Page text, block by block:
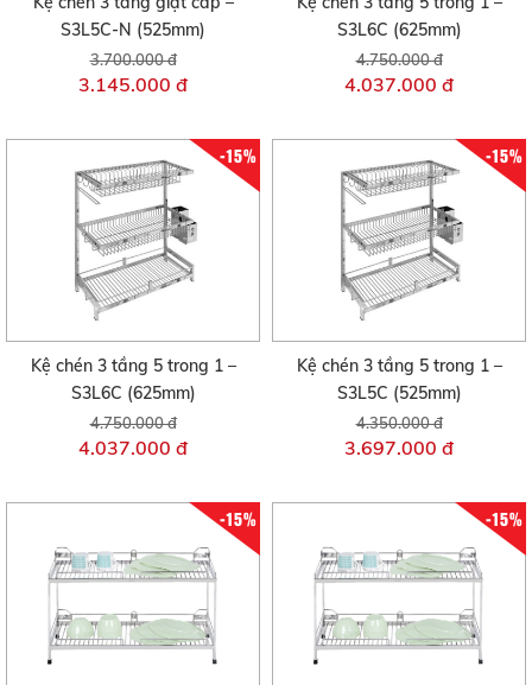
S3L5C-N (525mm)
3.700.000 đ
3.145.000 đ
S3L6C (625mm)
4.750.000 đ
4.037.000 đ
-15%
Kệ chén 3 tầng 5 trong 1 –
S3L6C (625mm)
4.750.000 đ
4.037.000 đ
-15%
Kệ chén 3 tầng 5 trong 1 –
S3L5C (525mm)
4.350.000 đ
3.697.000 đ
-15% -15%